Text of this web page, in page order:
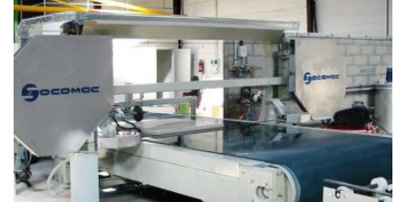
Refendeuse à fil diamanté sur tapis